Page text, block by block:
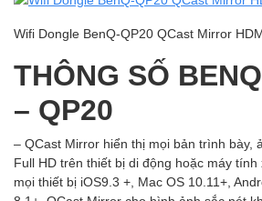
Wifi Dongle BenQ-QP20 QCast Mirror
THÔNG SỐ
– QP20
– QCast Mirror hiển thị mọi bản trình bày,
Full HD trên thiết bị di động hoặc máy
mọi thiết bị iOS9.3 +, Mac OS 10.11+,